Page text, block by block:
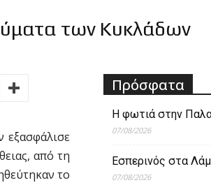
των Κυκλάδων
εξασφάλισε
από τη
το
Πρόσφατα
Η φωτιά στην
07/08/2026
Εσπερινός στα
07/08/2026